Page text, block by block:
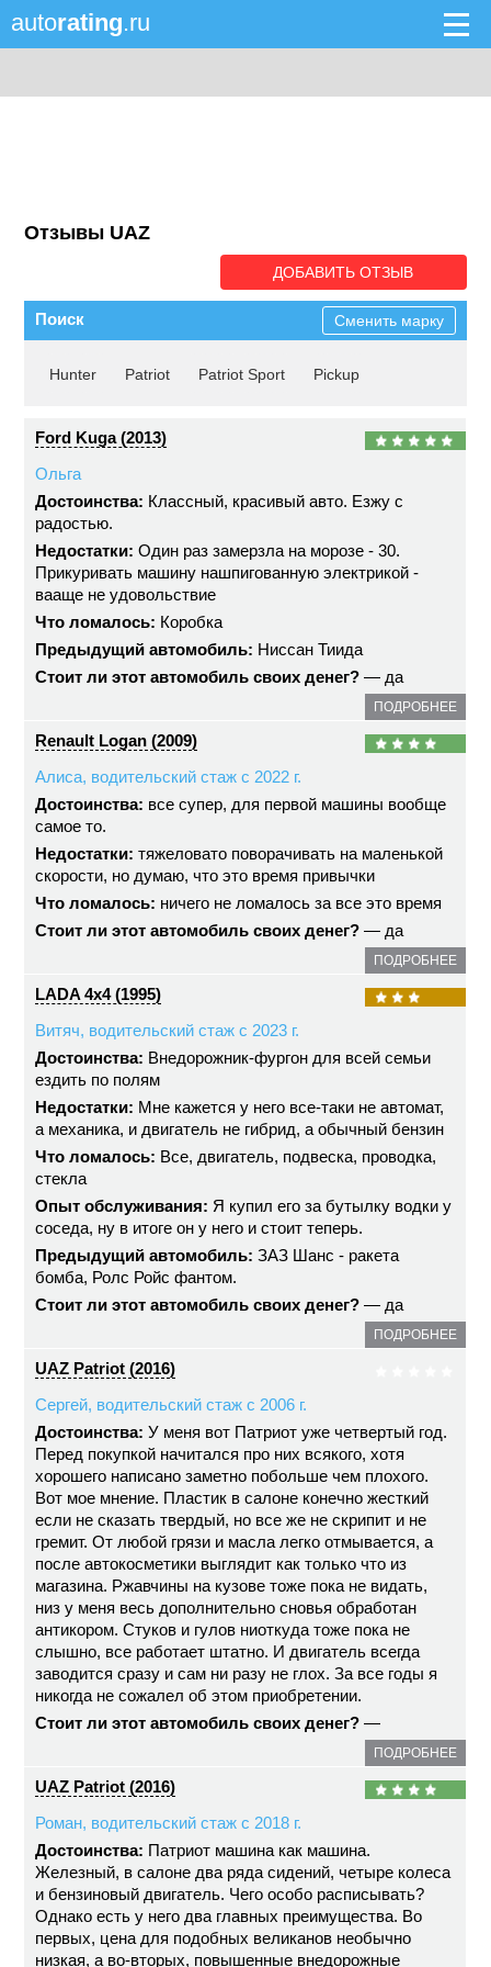
autorating.ru
Отзывы UAZ
ДОБАВИТЬ ОТЗЫВ
Поиск Сменить марку
Hunter Patriot Patriot Sport Pickup
Ford Kuga (2013)
Ольга
Достоинства: Классный, красивый авто. Езжу с
радостью.
Недостатки: Один раз замерзла на морозе - 30.
Прикуривать машину нашпигованную электрикой -
вааще не удовольствие
Что ломалось: Коробка
Предыдущий автомобиль: Ниссан Тиида
Стоит ли этот автомобиль своих денег? — да
ПОДРОБНЕЕ
Renault Logan (2009)
Алиса, водительский стаж с 2022 г.
Достоинства: все супер, для первой машины вообще
самое то.
Недостатки: тяжеловато поворачивать на маленькой
скорости, но думаю, что это время привычки
Что ломалось: ничего не ломалось за все это время
Стоит ли этот автомобиль своих денег? — да
ПОДРОБНЕЕ
LADA 4x4 (1995)
Витяч, водительский стаж с 2023 г.
Достоинства: Внедорожник-фургон для всей семьи
ездить по полям
Недостатки: Мне кажется у него все-таки не автомат,
а механика, и двигатель не гибрид, а обычный бензин
Что ломалось: Все, двигатель, подвеска, проводка,
стекла
Опыт обслуживания: Я купил его за бутылку водки у
соседа, ну в итоге он у него и стоит теперь.
Предыдущий автомобиль: ЗАЗ Шанс - ракета
бомба, Ролс Ройс фантом.
Стоит ли этот автомобиль своих денег? — да
ПОДРОБНЕЕ
UAZ Patriot (2016)
Сергей, водительский стаж с 2006 г.
Достоинства: У меня вот Патриот уже четвертый год.
Перед покупкой начитался про них всякого, хотя
хорошего написано заметно побольше чем плохого.
Вот мое мнение. Пластик в салоне конечно жесткий
если не сказать твердый, но все же не скрипит и не
гремит. От любой грязи и масла легко отмывается, а
после автокосметики выглядит как только что из
магазина. Ржавчины на кузове тоже пока не видать,
низ у меня весь дополнительно сновья обработан
антикором. Стуков и гулов ниоткуда тоже пока не
слышно, все работает штатно. И двигатель всегда
заводится сразу и сам ни разу не глох. За все годы я
никогда не сожалел об этом приобретении.
Стоит ли этот автомобиль своих денег? —
ПОДРОБНЕЕ
UAZ Patriot (2016)
Роман, водительский стаж с 2018 г.
Достоинства: Патриот машина как машина.
Железный, в салоне два ряда сидений, четыре колеса
и бензиновый двигатель. Чего особо расписывать?
Однако есть у него два главных преимущества. Во
первых, цена для подобных великанов необычно
низкая, а во-вторых, повышенные внедорожные